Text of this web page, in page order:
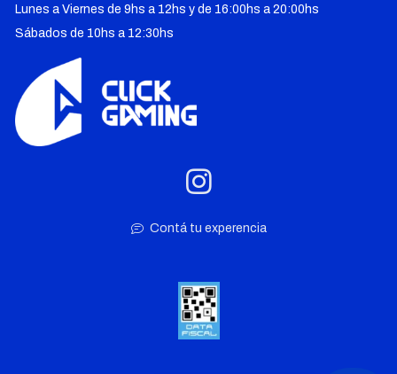
Lunes a Viernes de 9hs a 12hs y de 16:00hs a 20:00hs
Sábados de 10hs a 12:30hs
Contá tu experencia